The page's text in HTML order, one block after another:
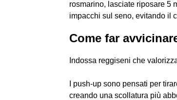
rosmarino, lasciate riposare 5
impacchi sul seno, evitando il
Come far
Indossa reggiseni che
I push-up sono pensati per
creando una scollatura più